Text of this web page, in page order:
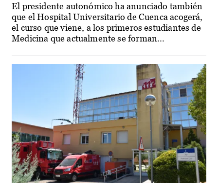
El presidente autonómico ha anunciado también
que el Hospital Universitario de Cuenca acogerá,
el curso que viene, a los primeros estudiantes de
Medicina que actualmente se forman...